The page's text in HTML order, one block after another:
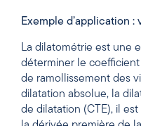
Exemple d’application :
La dilatométrie est une
déterminer le
de ramollissement des
dilatation absolue, la
de dilatation (CTE), il